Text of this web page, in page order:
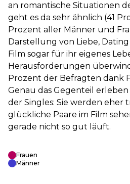
an romantische Situationen
geht es da sehr ähnlich (41
Prozent aller Männer und
Darstellung von Liebe,
Film sogar für ihr eigenes
Herausforderungen
Prozent der Befragten dank
Genau das Gegenteil
der Singles: Sie werden eher
glückliche Paare im Film
gerade nicht so gut läuft.
Frauen
Männer